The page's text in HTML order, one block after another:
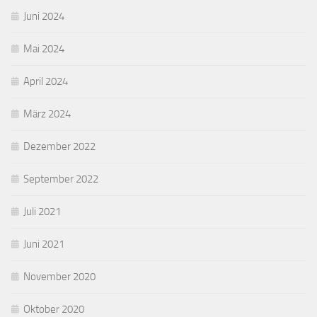
Juni 2024
Mai 2024
April 2024
März 2024
Dezember 2022
September 2022
Juli 2021
Juni 2021
November 2020
Oktober 2020